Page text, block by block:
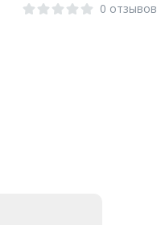
0 отзывов